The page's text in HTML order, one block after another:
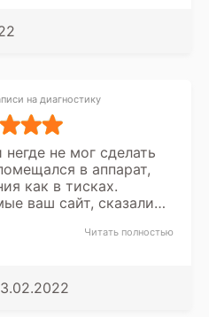
на диагностику
не мог сделать
в аппарат,
как в тисках.
ваш сайт, сказали
Читать полностью